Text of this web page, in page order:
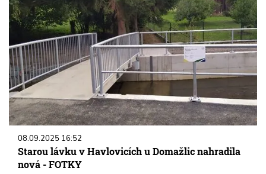
08.09.2025 16:52
Starou lávku v Havlovicích u Domažlic nahradila
nová - FOTKY